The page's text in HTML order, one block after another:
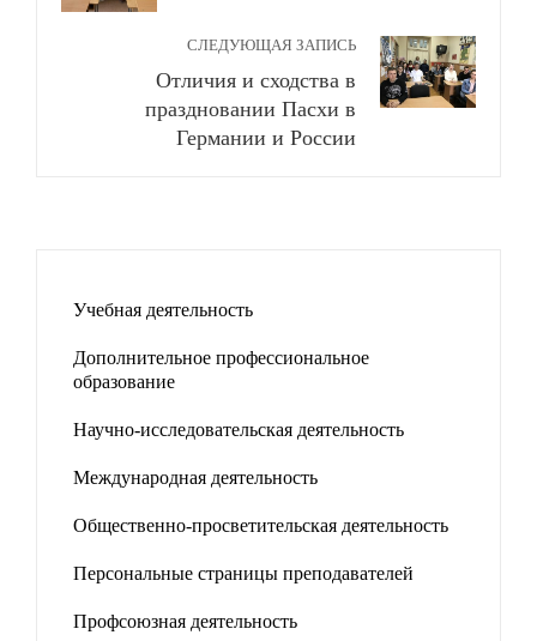
СЛЕДУЮЩАЯ ЗАПИСЬ
Отличия и сходства в
праздновании Пасхи в
Германии и России
Учебная деятельность
Дополнительное профессиональное
образование
Научно-исследовательская деятельность
Международная деятельность
Общественно-просветительская деятельность
Персональные страницы преподавателей
Профсоюзная деятельность